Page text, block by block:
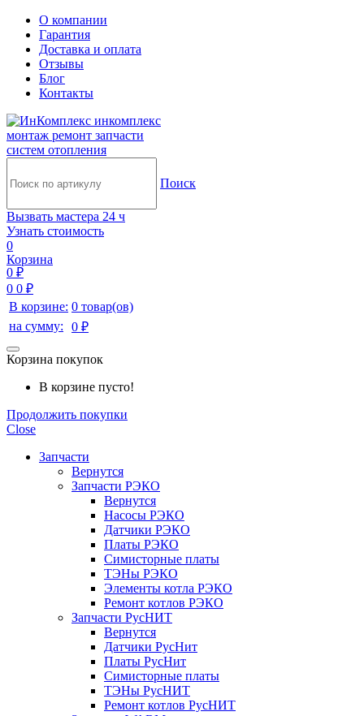
О компании
Гарантия
Доставка и оплата
Отзывы
Блог
Контакты
инкомплекс
монтаж ремонт запчасти
систем отопления
Поиск
Вызвать мастера 24 ч
Узнать стоимость
0
Корзина
0 ₽
0 0 ₽
В корзине: 0 товар(ов)
на сумму:
0 ₽
Корзина покупок
В корзине пусто!
Продолжить покупки
Close
Запчасти
Вернутся
Запчасти РЭКО
Вернутся
Насосы РЭКО
Датчики РЭКО
Платы РЭКО
Симисторные платы
ТЭНы РЭКО
Элементы котла РЭКО
Ремонт котлов РЭКО
Запчасти РусНИТ
Вернутся
Датчики РусНит
Платы РусНит
Симисторные платы
ТЭНы РусНИТ
Ремонт котлов РусНИТ